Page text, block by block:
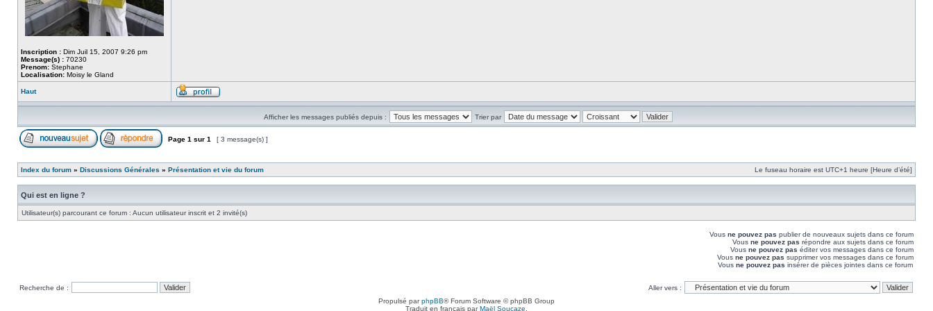
Inscription : Dim Juil 15, 2007 9:26 pm
Message(s) : 70230
Prenom: Stephane
Localisation: Moisy le Gland
Haut
Afficher les messages publiés depuis : Trier par
Page 1 sur 1 [ 3 message(s) ]
Index du forum » Discussions Générales » Présentation et vie du forum Le fuseau horaire est UTC+1 heure [Heure d’été]
Qui est en ligne ?
Utilisateur(s) parcourant ce forum : Aucun utilisateur inscrit et 2 invité(s)
Vous ne pouvez pas publier de nouveaux sujets dans ce forum
Vous ne pouvez pas répondre aux sujets dans ce forum
Vous ne pouvez pas éditer vos messages dans ce forum
Vous ne pouvez pas supprimer vos messages dans ce forum
Vous ne pouvez pas insérer de pièces jointes dans ce forum
Recherche de :
Aller vers :
Propulsé parphpBB® Forum Software © phpBB Group
Traduit en français parMaël Soucaze